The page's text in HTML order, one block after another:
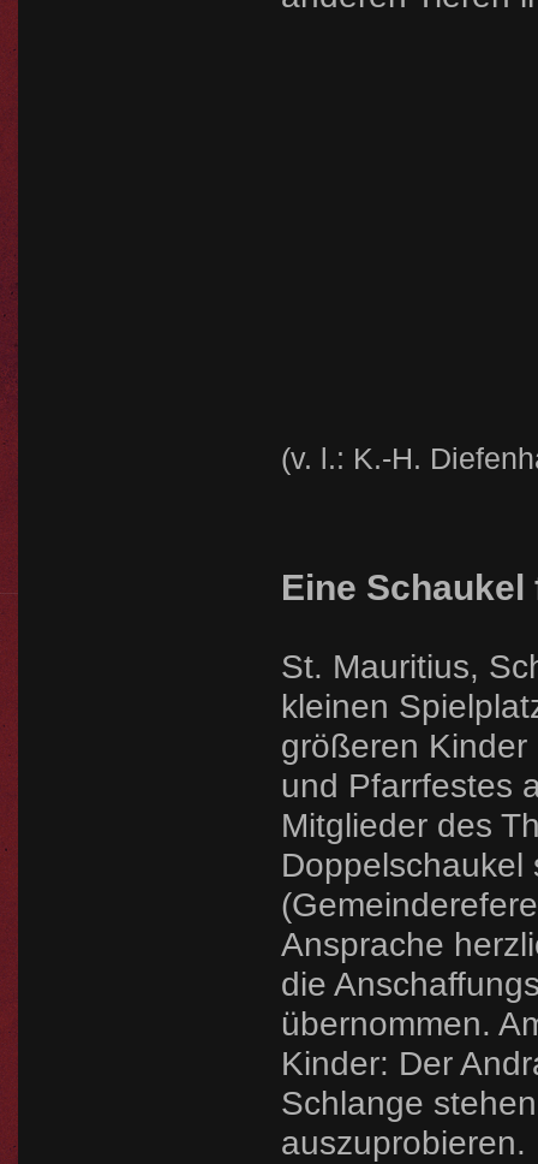
(v. l.: K.-H.
Eine Schaukel
St. Mauritius,
kleinen
größeren
und Pfarrfestes
Mitglieder des
Doppelschaukel
Ansprache
die
übernommen.
Kinder: Der
Schlange
auszuprobieren.